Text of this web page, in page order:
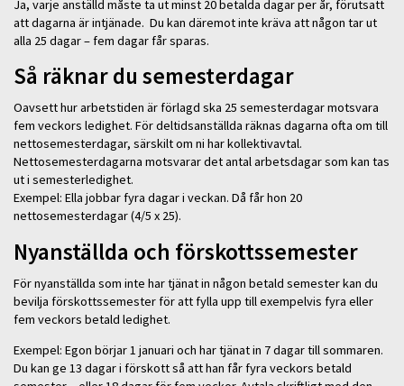
Ja, varje anställd måste ta ut minst 20 betalda dagar per år, förutsatt
att dagarna är intjänade. Du kan däremot inte kräva att någon tar ut
alla 25 dagar – fem dagar får sparas.
Så räknar du semesterdagar
Oavsett hur arbetstiden är förlagd ska 25 semesterdagar motsvara
fem veckors ledighet. För deltidsanställda räknas dagarna ofta om till
nettosemesterdagar, särskilt om ni har kollektivavtal.
Nettosemesterdagarna motsvarar det antal arbetsdagar som kan tas
ut i semesterledighet.
Exempel: Ella jobbar fyra dagar i veckan. Då får hon 20
nettosemesterdagar (4/5 x 25).
Nyanställda och förskottssemester
För nyanställda som inte har tjänat in någon betald semester kan du
bevilja förskottssemester för att fylla upp till exempelvis fyra eller
fem veckors betald ledighet.
Exempel: Egon börjar 1 januari och har tjänat in 7 dagar till sommaren.
Du kan ge 13 dagar i förskott så att han får fyra veckors betald